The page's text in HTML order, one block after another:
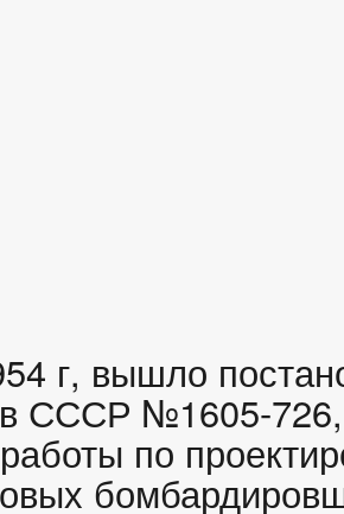
г, вышло
СССР №1605-726,
по